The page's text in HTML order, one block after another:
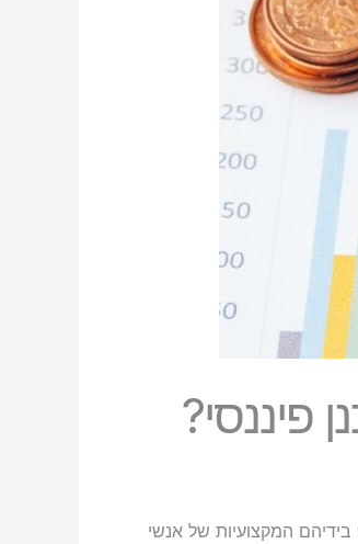
פיננסי?
המקצועיות של אנשי